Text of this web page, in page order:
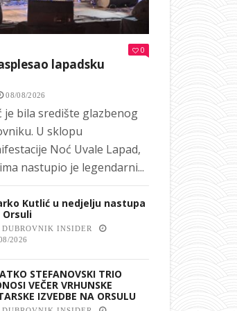
0
lapadsku
08/08/2026
je bila središte glazbenog
U sklopu
Noć Uvale Lapad,
nastupio je legendarni...
Kutlić u nedjelju nastupa
Orsuli
DUBROVNIK INSIDER
2026
STEFANOVSKI TRIO
VEČER VRHUNSKE
IZVEDBE NA ORSULU